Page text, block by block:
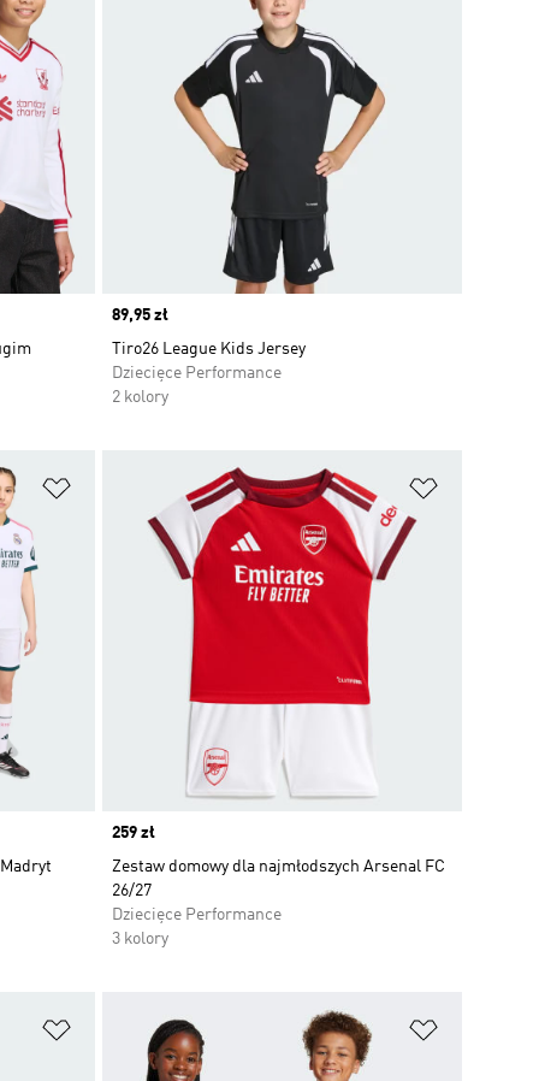
Price
89,95 zł
Tiro26 League Kids Jersey
Dziecięce Performance
2 kolory
Dodaj do listy życzeń
Price
259 zł
Zestaw domowy dla najmłodszych Arsenal FC
26/27
Dziecięce Performance
3 kolory
Dodaj do listy życzeń